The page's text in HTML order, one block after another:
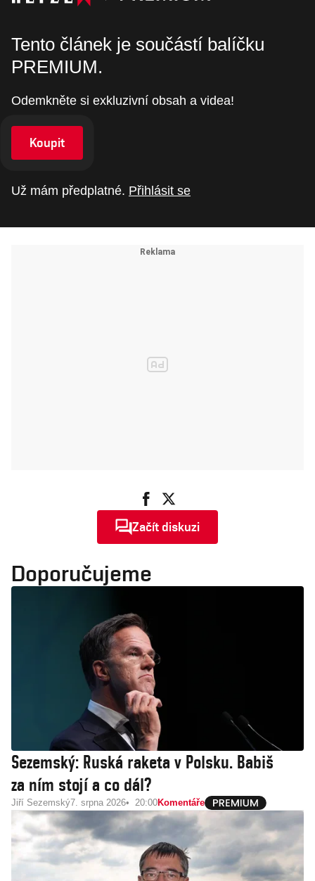
Tento článek je součástí balíčku
PREMIUM.
Odemkněte si exkluzivní obsah a videa!
Koupit
Už mám předplatné. Přihlásit se
Začít diskuzi
Doporučujeme
Sezemský: Ruská raketa v Polsku. Babiš
za ním stojí a co dál?
Jiří Sezemský7. srpna 2026 20:00Komentáře